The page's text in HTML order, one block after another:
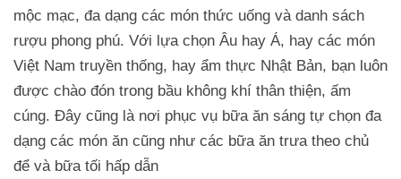
mộc mạc, đa dạng các món thức uống và danh sách
rượu phong phú. Với lựa chọn Âu hay Á, hay các món
Việt Nam truyền thống, hay ẩm thực Nhật Bản, bạn luôn
được chào đón trong bầu không khí thân thiện, ấm
cúng. Đây cũng là nơi phục vụ bữa ăn sáng tự chọn đa
dạng các món ăn cũng như các bữa ăn trưa theo chủ
để và bữa tối hấp dẫn